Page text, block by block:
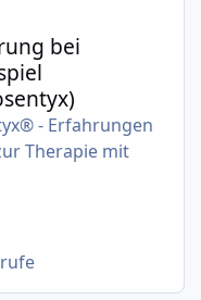
am Beispiel
bei
- Erfahrungen
Therapie mit